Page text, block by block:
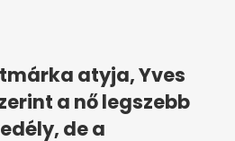
atyja, Yves
a nő legszebb
de a